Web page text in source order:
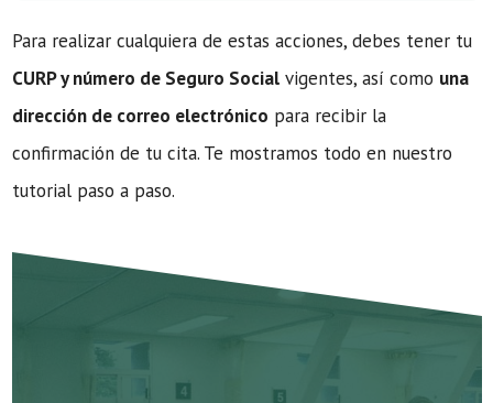
Para realizar cualquiera de estas acciones, debes tener tu
CURP y número de Seguro Social vigentes, así como una
dirección de correo electrónico para recibir la
confirmación de tu cita. Te mostramos todo en nuestro
tutorial paso a paso.